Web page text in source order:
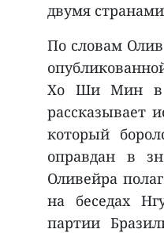
двумя
По словам
Хо Ши Мин в
рассказывает
который
оправдан в
Оливейра
на беседах
партии